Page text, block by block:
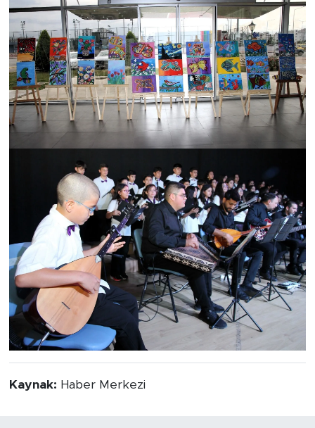
Kaynak: Haber Merkezi